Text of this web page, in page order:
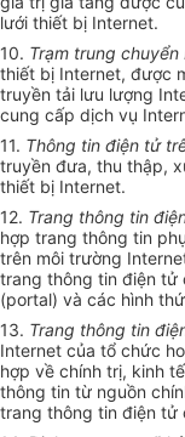
lưới thiết bị Internet.
10. Trạm trung chuyển
thiết bị Internet, được
truyền tải lưu lượng
cung cấp dịch vụ
11. Thông tin điện tử
truyền đưa, thu thập,
thiết bị Internet.
12. Trang thông tin
hợp trang thông tin
trên môi trường
trang thông tin điện tử
(portal) và các hình
13. Trang thông tin
Internet của tổ chức
hợp về chính trị, kinh
thông tin từ nguồn
trang thông tin điện tử